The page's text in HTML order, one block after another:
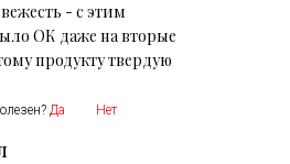
- с этим
ОК даже на вторые
продукту твердую
Да Нет